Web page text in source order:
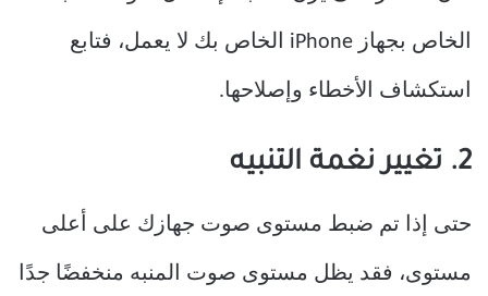
الخاص بجهاز iPhone الخاص بك لا يعمل، فتابع
استكشاف الأخطاء وإصلاحها.
2. تغيير نغمة التنبيه
حتى إذا تم ضبط مستوى صوت جهازك على أعلى
مستوى، فقد يظل مستوى صوت المنبه منخفضًا جدًا